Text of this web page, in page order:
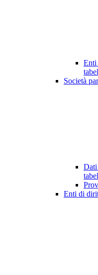
Enti
Società
Dati
Enti di